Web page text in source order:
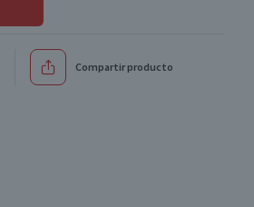
Compartir producto